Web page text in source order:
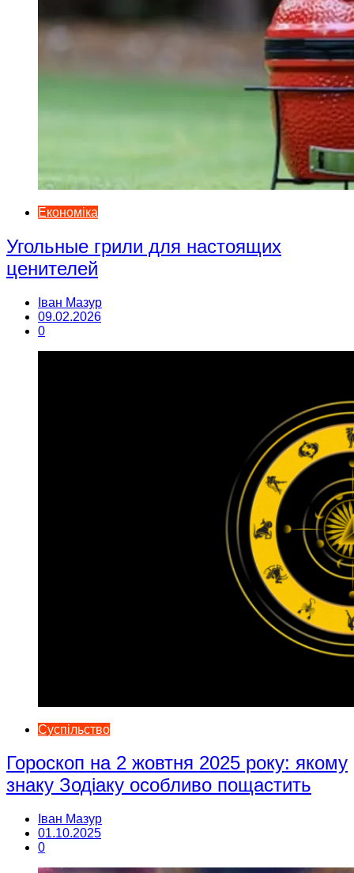
Економіка
Угольные грили для настоящих
ценителей
Іван Мазур
09.02.2026
0
Суспільство
Гороскоп на 2 жовтня 2025 року: якому
знаку Зодіаку особливо пощастить
Іван Мазур
01.10.2025
0